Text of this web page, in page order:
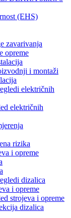
(EHS)
zavarivanja
opreme
i montaži
električnih
električnih
rizika
i opreme
dizalica
i opreme
strojeva i opreme
dizalica